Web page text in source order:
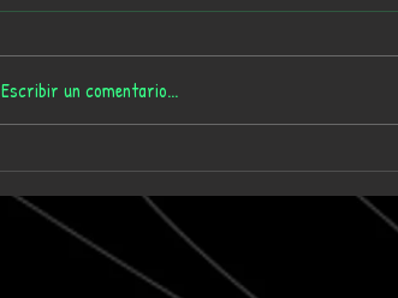
Tmygn convierte
dieciséis años de
memoria personal en el
álbum 'Where Time Goes'
Escribir un comentario...